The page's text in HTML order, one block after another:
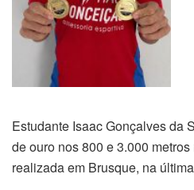
Estudante Isaac Gonçalves da
de ouro nos 800 e 3.000
realizada em Brusque, na